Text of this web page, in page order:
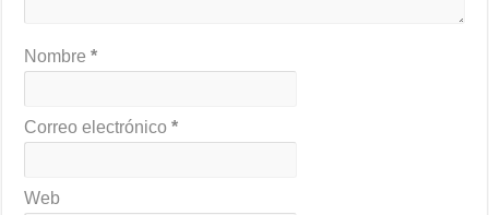
Nombre*
Correo electrónico*
Web